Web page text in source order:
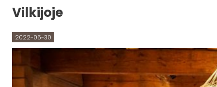
Vilkijoje
2022-05-30